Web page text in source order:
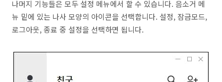
나머지 기능들은 모두 설정 메뉴에서 할 수 있습니다. 음소거 메
뉴 밑에 있는 나사 모양의 아이콘을 선택합니다. 설정, 잠금모드,
로그아웃, 종료 중 설정을 선택하면 됩니다.